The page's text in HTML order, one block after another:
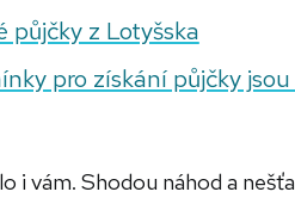
půjčky z Lotyšska
pro získání půjčky
i vám. Shodou náhod a